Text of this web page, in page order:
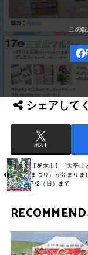
シェアして
ポスト
【栃木市】「大平
まつり」が始まりま
7/2（日）まで
RECOMMEND